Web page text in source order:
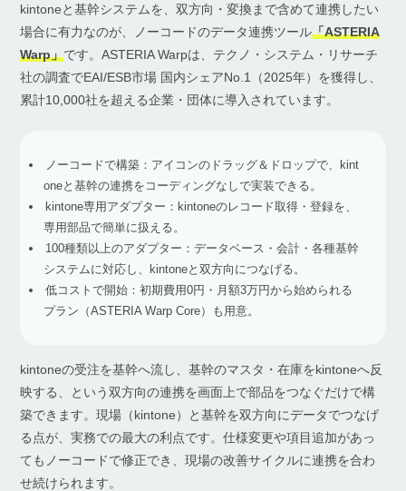
kintoneと基幹システムを、双方向・変換まで含めて連携したい
場合に有力なのが、ノーコードのデータ連携ツール「ASTERIA
Warp」です。ASTERIA Warpは、テクノ・システム・リサーチ
社の調査でEAI/ESB市場 国内シェアNo.1（2025年）を獲得し、
累計10,000社を超える企業・団体に導入されています。
ノーコードで構築：アイコンのドラッグ＆ドロップで、kint
oneと基幹の連携をコーディングなしで実装できる。
kintone専用アダプター：kintoneのレコード取得・登録を、
専用部品で簡単に扱える。
100種類以上のアダプター：データベース・会計・各種基幹
システムに対応し、kintoneと双方向につなげる。
低コストで開始：初期費用0円・月額3万円から始められる
プラン（ASTERIA Warp Core）も用意。
kintoneの受注を基幹へ流し、基幹のマスタ・在庫をkintoneへ反
映する、という双方向の連携を画面上で部品をつなぐだけで構
築できます。現場（kintone）と基幹を双方向にデータでつなげ
る点が、実務での最大の利点です。仕様変更や項目追加があっ
てもノーコードで修正でき、現場の改善サイクルに連携を合わ
せ続けられます。